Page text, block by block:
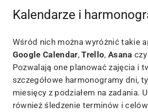
Kalendarze i
Wśród nich można wyróżnić takie
Google Calendar,Trello,Asanaczy
Pozwalają one planować zajęcia i
szczegółowe harmonogramy dni,
miesięcy z podziałem na zadania.
również śledzenie terminów i